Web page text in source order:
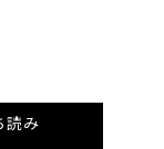
読み